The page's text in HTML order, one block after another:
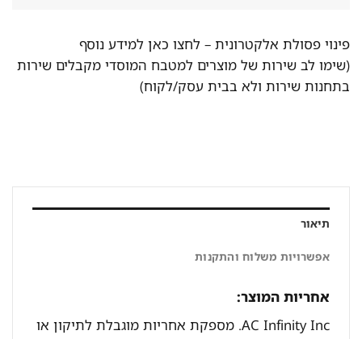
פינוי פסולת אלקטרונית –לחצו כאן למידע נוסף
(שימו לב שירות של מוצרים למטבח המוסדי מקבלים שירות
בתחנות שירות ולא בבית עסק/לקוח)
תיאור
אפשרויות משלוח והתקנות
אחריות המוצר:
AC Infinity Inc. מספקת אחריות מוגבלת לתיקון או